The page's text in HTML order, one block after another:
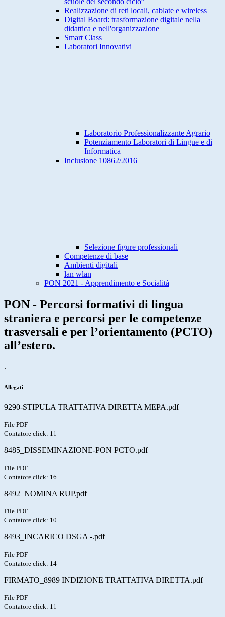
Realizzazione di reti locali, cablate e wireless
Digital Board: trasformazione digitale nella
didattica e nell'organizzazione
Smart Class
Laboratori Innovativi
Laboratorio Professionalizzante Agrario
Potenziamento Laboratori di Lingue e di
Informatica
Inclusione 10862/2016
Selezione figure professionali
Competenze di base
Ambienti digitali
lan wlan
PON 2021 - Apprendimento e Socialità
PON - Percorsi formativi di lingua
straniera e percorsi per le competenze
trasversali e per l’orientamento (PCTO)
all’estero.
.
Allegati
9290-STIPULA TRATTATIVA DIRETTA MEPA.pdf
File PDF
Contatore click: 11
8485_DISSEMINAZIONE-PON PCTO.pdf
File PDF
Contatore click: 16
8492_NOMINA RUP.pdf
File PDF
Contatore click: 10
8493_INCARICO DSGA -.pdf
File PDF
Contatore click: 14
FIRMATO_8989 INDIZIONE TRATTATIVA DIRETTA.pdf
File PDF
Contatore click: 11